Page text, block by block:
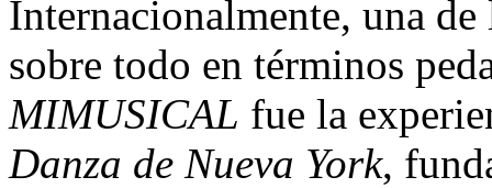
Internacionalmente, una
sobre todo en términos
MIMUSICAL fue la
Danza de Nueva York,